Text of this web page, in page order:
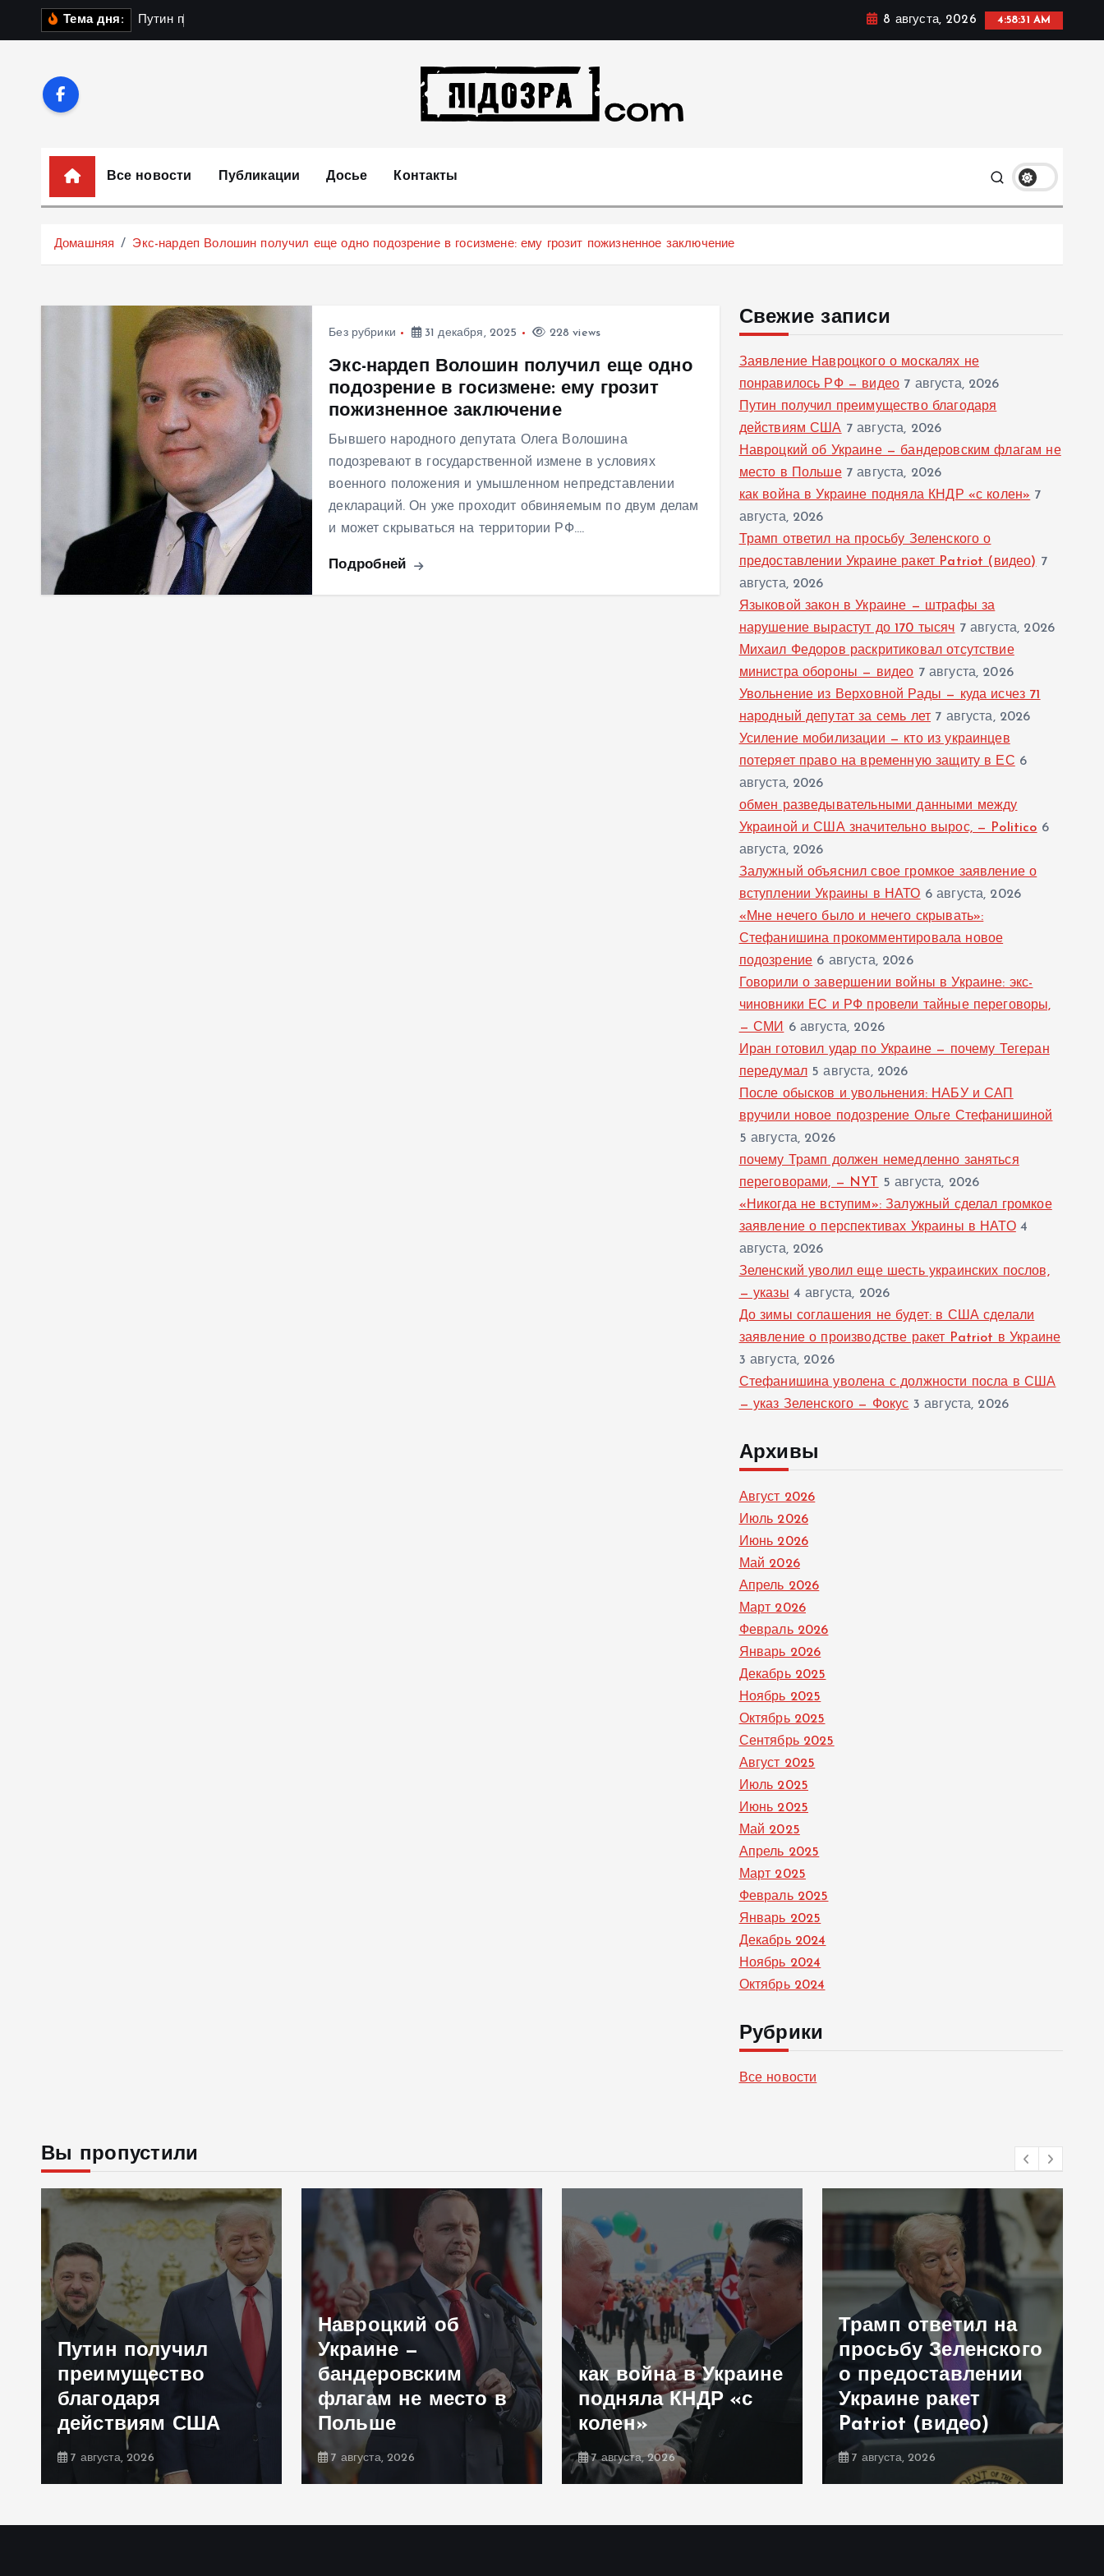
Тема дня: Путин п 8 августа, 2026 4:58:32 AM
Все новости
Публикации Досье Контакты
Домашняя Экс-нардеп Волошин получил еще одно подозрение в госизмене: ему грозит пожизненное заключение
Без рубрики 31 декабря, 2025 228 views
Экс-нардеп Волошин получил еще одно
подозрение в госизмене: ему грозит
пожизненное заключение
Бывшего народного депутата Олега Волошина
подозревают в государственной измене в условиях
военного положения и умышленном непредставлении
деклараций. Он уже проходит обвиняемым по двум делам
и может скрываться на территории РФ.…
Подробней
Свежие записи
Заявление Навроцкого о москалях не
понравилось РФ — видео 7 августа, 2026
Путин получил преимущество благодаря
действиям США 7 августа, 2026
Навроцкий об Украине — бандеровским флагам не
место в Польше 7 августа, 2026
как война в Украине подняла КНДР «с колен» 7
августа, 2026
Трамп ответил на просьбу Зеленского о
предоставлении Украине ракет Patriot (видео) 7
августа, 2026
Языковой закон в Украине — штрафы за
нарушение вырастут до 170 тысяч 7 августа, 2026
Михаил Федоров раскритиковал отсутствие
министра обороны — видео 7 августа, 2026
Увольнение из Верховной Рады — куда исчез 71
народный депутат за семь лет 7 августа, 2026
Усиление мобилизации — кто из украинцев
потеряет право на временную защиту в ЕС 6
августа, 2026
обмен разведывательными данными между
Украиной и США значительно вырос, — Politico 6
августа, 2026
Залужный объяснил свое громкое заявление о
вступлении Украины в НАТО 6 августа, 2026
«Мне нечего было и нечего скрывать»:
Стефанишина прокомментировала новое
подозрение 6 августа, 2026
Говорили о завершении войны в Украине: экс-
чиновники ЕС и РФ провели тайные переговоры,
— СМИ 6 августа, 2026
Иран готовил удар по Украине — почему Тегеран
передумал 5 августа, 2026
После обысков и увольнения: НАБУ и САП
вручили новое подозрение Ольге Стефанишиной
5 августа, 2026
почему Трамп должен немедленно заняться
переговорами, — NYT
5 августа, 2026
«Никогда не вступим»: Залужный сделал громкое
заявление о перспективах Украины в НАТО 4
августа, 2026
Зеленский уволил еще шесть украинских послов,
— указы 4 августа, 2026
До зимы соглашения не будет: в США сделали
заявление о производстве ракет Patriot в Украине
3 августа, 2026
Стефанишина уволена с должности посла в США
— указ Зеленского — Фокус 3 августа, 2026
Архивы
Август 2026
Июль 2026
Июнь 2026
Май 2026
Апрель 2026
Март 2026
Февраль 2026
Январь 2026
Декабрь 2025
Ноябрь 2025
Октябрь 2025
Сентябрь 2025
Август 2025
Июль 2025
Июнь 2025
Май 2025
Апрель 2025
Март 2025
Февраль 2025
Январь 2025
Декабрь 2024
Ноябрь 2024
Октябрь 2024
Рубрики
Все новости
Вы пропустили
Путин получил
преимущество
благодаря
действиям США
7 августа, 2026
Навроцкий об
Украине —
бандеровским
флагам не место в
Польше
7 августа, 2026
как война в Украине
подняла КНДР «с
колен»
7 августа, 2026
Трамп ответил на
просьбу Зеленского
о предоставлении
Украине ракет
Patriot (видео)
7 августа, 2026